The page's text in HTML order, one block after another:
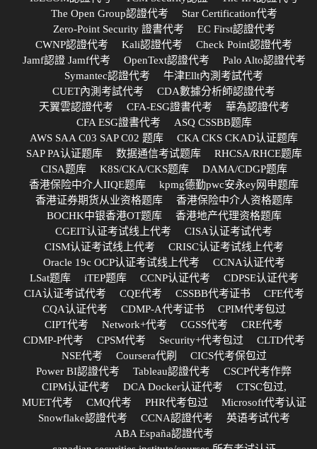
The Open Group認證代考
Star Certification代考
Zero-Point Security 證書代考
EC First認證代考
CWNP認證代考
Kali認證代考
Check Point認證代考
Jamf認證 Jamf代考
OpenText認證代考
Palo Alto認證代考
Symantec認證代考
牛津Ellt內測考試代考
CUET內測考試代考
CDA數據分析師認證代考
天翼雲認證代考
CFA-ESG證書代考
華為認證代考
CFA ESG證書代考
ASQ CSSBB题库
AWS SAA C03 SAP C02 题库
CKA CKS CKAD认证题库
SAP PA认证题库
数据通信考试题库
RHCSA/RHCE题库
CISA题库
K8S/CKA/CKS题库
DAMA/CDGP题库
香港保险中介人IIQE题库
kpmg德勤pwc安永ey网申题库
香港证券期货从业资格题库
香港保险中介人资格题库
BOCHK中银香港OT题库
香港地产代理资格题库
CGEIT认证考试线上代考
CISA认证考试代考
CISM认证考试线上代考
CRISC认证考试线上代考
Oracle 19c OCP认证考试线上代考
CCNA认证代考
LSat题库
iTEP题库 CCNP认证代考
CDPSE认证代考
CIA认证考试代考
CQE代考 CSSBB代考证书
CFE代考
CQA认证代考
CDMP-A代考证书
CPIM代考包过
CIPT代考
Network+代考 CGSS代考
CRE代考
CDMP-P代考
CPSM代考 Security+代考包过
CLTD代考
NSE代考
Coursera代刷
CICS代考保包过
Power BI認證代考
Tableau認證代考
CSCP代考作弊
CIPM认证代考
DCA Docker认证代考
CTSC包过,
MUET代考
CMQ代考 PHR代考包过
Microsoft代考认证
Snowflake認證代考
CCNA認證代考
英语考试代考
ABA España認證代考